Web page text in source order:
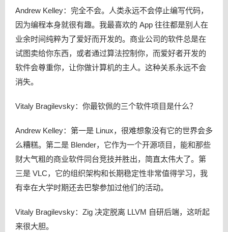
Andrew Kelley：完全不会。人类永远不会停止编写代码，
因为编程本身就很有趣。我最喜欢的 App 往往都是别人在
业余时间纯粹为了爱好而开发的。商业公司的软件总是在
试图卖给你东西，或者通过算法控制你，而爱好者开发的
软件会尊重你，让你做计算机的主人。这种关系永远不会
消失。
Vitaly Bragilevsky：你最钦佩的三个软件项目是什么？
Andrew Kelley：第一是 Linux，很难想象没有它的世界会多
么糟糕。第二是 Blender，它作为一个开源项目，能和那些
财大气粗的商业软件同台竞技并胜出，简直太伟大了。第
三是 VLC，它的组织架构和长期稳定性非常值得学习，我
有幸在大学时期还去巴黎参加过他们的活动。
Vitaly Bragilevsky：Zig 决定脱离 LLVM 自研后端，这听起
来很大胆。